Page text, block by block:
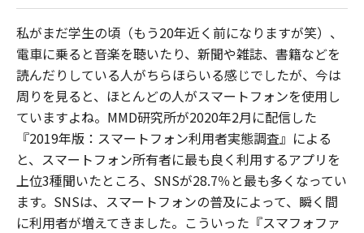
私がまだ学生の頃（もう20年近く前になりますが笑）、
電車に乗ると音楽を聴いたり、新聞や雑誌、書籍などを
読んだりしている人がちらほらいる感じでしたが、今は
周りを見ると、ほとんどの人がスマートフォンを使用し
ていますよね。MMD研究所が2020年2月に配信した
『2019年版：スマートフォン利用者実態調査』による
と、スマートフォン所有者に最も良く利用するアプリを
上位3種聞いたところ、SNSが28.7％と最も多くなってい
ます。SNSは、スマートフォンの普及によって、瞬く間
に利用者が増えてきました。こういった『スマフォファ